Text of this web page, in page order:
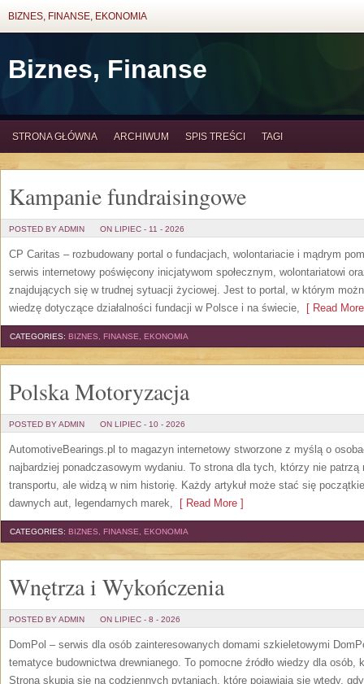
BIZNES, FINANSE, EKONOMIA
Biznes, Finanse
STRONA GŁÓWNA ARCHIWUM SPIS TREŚCI TAGI
Kampanie fundraisingowe
POSTED BY ADMIN ON LIPIEC - 11 - 2026
CP Caritas – rozbudowany portal o fundacjach, wolontariacie i mądrym
serwis internetowy poświęcony inicjatywom społecznym, wolontariatowi
znajdujących się w trudnej sytuacji życiowej. Jest to portal, w którym
wiedzę dotyczące działalności fundacji w Polsce i na świecie, [ Read
CATEGORIES: BIZNES, FINANSE, EKONOMIA
Polska Motoryzacja
POSTED BY ADMIN ON LIPIEC - 10 - 2026
AutomotiveBearings.pl to magazyn internetowy stworzone z myślą o
najbardziej ponadczasowym wydaniu. To strona dla tych, którzy nie patrzą
transportu, ale widzą w nim historię. Każdy artykuł może stać się
dawnych aut, legendarnych marek, [ Read More ]
CATEGORIES: BIZNES, FINANSE, EKONOMIA
Wnętrza i Wykończenia
POSTED BY ADMIN ON LIPIEC - 8 - 2026
DomPol – serwis dla osób zainteresowanych domami szkieletowymi
tematyce budownictwa drewnianego. To pomocne źródło wiedzy dla
Strona skupia się na codziennych pytaniach, które pojawiają się wtedy,